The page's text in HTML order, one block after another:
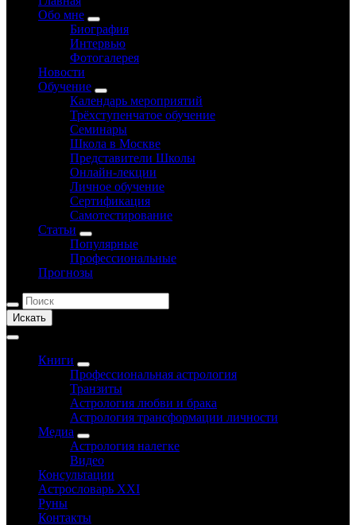
Обо мне
Биография
Интервью
Фотогалерея
Новости
Обучение
Календарь мероприятий
Трёхступенчатое обучение
Семинары
Школа в Москве
Представители Школы
Онлайн-лекции
Личное обучение
Сертификация
Самотестирование
Статьи
Популярные
Профессиональные
Прогнозы
Искать
Книги
Профессиональная астрология
Транзиты
Астрология любви и брака
Астрология трансформации личности
Медиа
Астрология налегке
Видео
Консультации
Астрословарь XXI
Руны
Контакты